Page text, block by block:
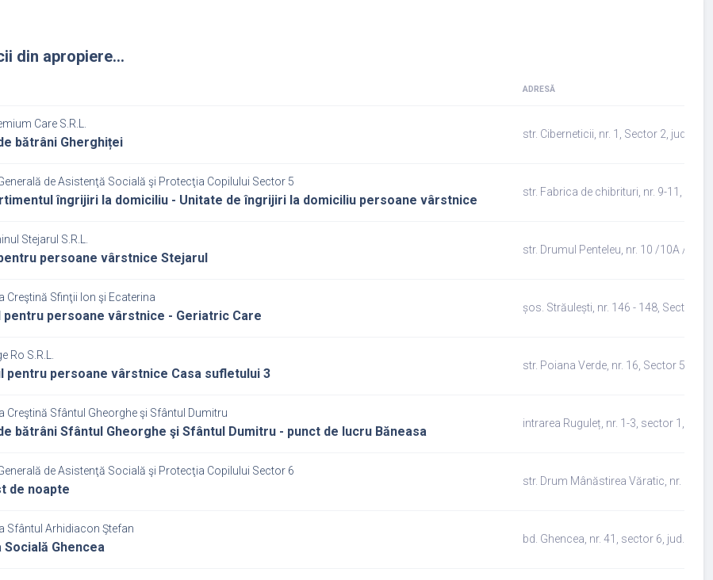
din apropiere...
ADRESĂ
Care S.R.L.
bătrâni Gherghiței
str. Ciberneticii, nr. 1, Sector 2,
de Asistenţă Socială şi Protecţia Copilului Sector 5
îngrijiri la domiciliu - Unitate de îngrijiri la domiciliu persoane vârstnice
str. Fabrica de chibrituri, nr. 9-11,
Stejarul S.R.L.
persoane vârstnice Stejarul
str. Drumul Penteleu, nr. 10 /10A /6B,
Creştină Sfinţii Ion şi Ecaterina
pentru persoane vârstnice - Geriatric Care
șos. Străulești, nr. 146 - 148, Sector 1,
Ro S.R.L.
pentru persoane vârstnice Casa sufletului 3
str. Poiana Verde, nr. 16, Sector 5,
Creştină Sfântul Gheorghe şi Sfântul Dumitru
bătrâni Sfântul Gheorghe şi Sfântul Dumitru - punct de lucru Băneasa
intrarea Ruguleț, nr. 1-3, sector 1,
de Asistenţă Socială şi Protecţia Copilului Sector 6
de noapte
str. Drum Mânăstirea Văratic, nr. 1 - 5,
Sfântul Arhidiacon Ştefan
Socială Ghencea
bd. Ghencea, nr. 41, sector 6,